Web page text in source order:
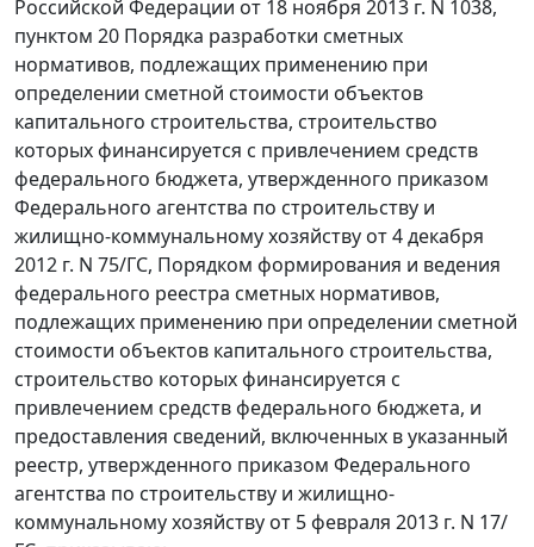
Российской Федерации от 18 ноября 2013 г. N 1038,
пунктом 20 Порядка разработки сметных
нормативов, подлежащих применению при
определении сметной стоимости объектов
капитального строительства, строительство
которых финансируется с привлечением средств
федерального бюджета, утвержденного приказом
Федерального агентства по строительству и
жилищно-коммунальному хозяйству от 4 декабря
2012 г. N 75/ГС, Порядком формирования и ведения
федерального реестра сметных нормативов,
подлежащих применению при определении сметной
стоимости объектов капитального строительства,
строительство которых финансируется с
привлечением средств федерального бюджета, и
предоставления сведений, включенных в указанный
реестр, утвержденного приказом Федерального
агентства по строительству и жилищно-
коммунальному хозяйству от 5 февраля 2013 г. N 17/